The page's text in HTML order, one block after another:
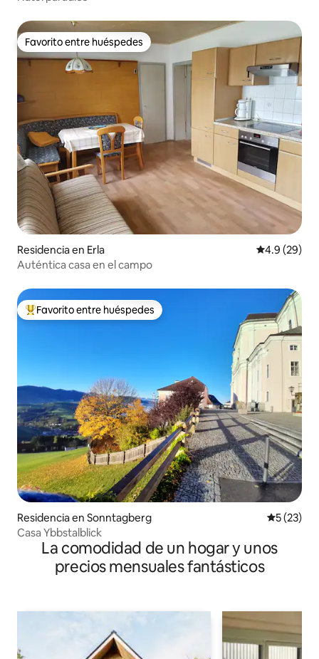
Favorito entre huéspedes
Favorito entre huéspedes
Residencia en Erla Calificación
4.9 (29)
Auténtica casa en el campo
De los mejores en Favorito entre huéspedes
Favorito entre huéspedes
Residencia en Sonntagberg
5 (23)
Casa Ybbstalblick
La comodidad de un hogar y unos
precios mensuales fantásticos